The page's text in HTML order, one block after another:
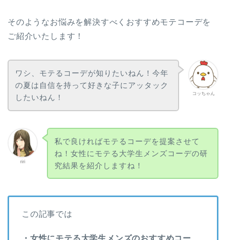
そのようなお悩みを解決すべくおすすめモテコーデを
ご紹介いたします！
コッちゃん
ワシ、モテるコーデが知りたいねん！今年
の夏は自信を持って好きな子にアッタック
したいねん！
riri
私で良ければモテるコーデを提案させて
ね！女性にモテる大学生メンズコーデの研
究結果を紹介しますね！
この記事では